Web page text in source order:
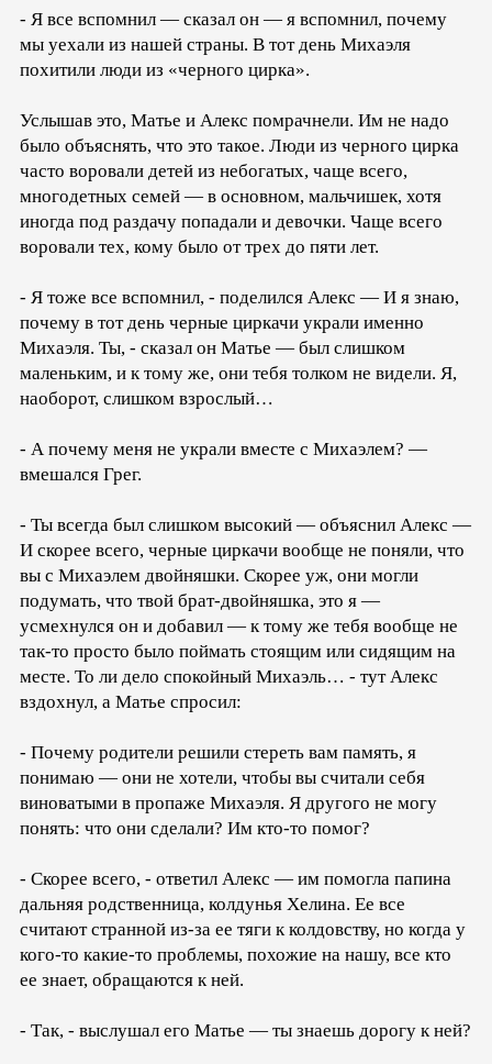
- Я все вспомнил — сказал он — я вспомнил, почему
мы уехали из нашей страны. В тот день Михаэля
похитили люди из «черного цирка».
Услышав это, Матье и Алекс помрачнели. Им не надо
было объяснять, что это такое. Люди из черного цирка
часто воровали детей из небогатых, чаще всего,
многодетных семей — в основном, мальчишек, хотя
иногда под раздачу попадали и девочки. Чаще всего
воровали тех, кому было от трех до пяти лет.
- Я тоже все вспомнил, - поделился Алекс — И я знаю,
почему в тот день черные циркачи украли именно
Михаэля. Ты, - сказал он Матье — был слишком
маленьким, и к тому же, они тебя толком не видели. Я,
наоборот, слишком взрослый…
- А почему меня не украли вместе с Михаэлем? —
вмешался Грег.
- Ты всегда был слишком высокий — объяснил Алекс —
И скорее всего, черные циркачи вообще не поняли, что
вы с Михаэлем двойняшки. Скорее уж, они могли
подумать, что твой брат-двойняшка, это я —
усмехнулся он и добавил — к тому же тебя вообще не
так-то просто было поймать стоящим или сидящим на
месте. То ли дело спокойный Михаэль… - тут Алекс
вздохнул, а Матье спросил:
- Почему родители решили стереть вам память, я
понимаю — они не хотели, чтобы вы считали себя
виноватыми в пропаже Михаэля. Я другого не могу
понять: что они сделали? Им кто-то помог?
- Скорее всего, - ответил Алекс — им помогла папина
дальняя родственница, колдунья Хелина. Ее все
считают странной из-за ее тяги к колдовству, но когда у
кого-то какие-то проблемы, похожие на нашу, все кто
ее знает, обращаются к ней.
- Так, - выслушал его Матье — ты знаешь дорогу к ней?